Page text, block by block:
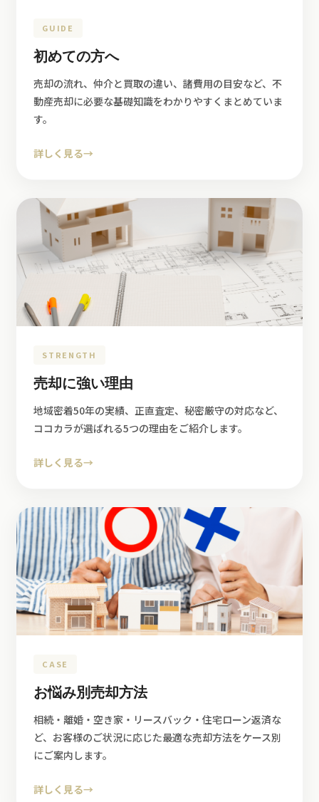
GUIDE
初めての方へ
売却の流れ、仲介と買取の違い、諸費用の目安など、不
動産売却に必要な基礎知識をわかりやすくまとめていま
す。
詳しく見る→
STRENGTH
売却に強い理由
地域密着50年の実績、正直査定、秘密厳守の対応など、
ココカラが選ばれる5つの理由をご紹介します。
詳しく見る→
CASE
お悩み別売却方法
相続・離婚・空き家・リースバック・住宅ローン返済な
ど、お客様のご状況に応じた最適な売却方法をケース別
にご案内します。
詳しく見る→